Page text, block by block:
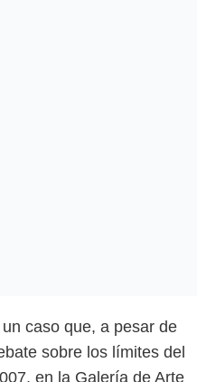
caso que, a pesar de
sobre los límites del
en la Galería de Arte